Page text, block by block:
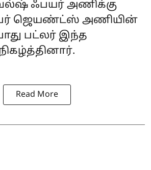
ஃபயர் அணிக்கு
ஜெயண்ட்ஸ் அணியின்
பட்லர் இந்த
Read More